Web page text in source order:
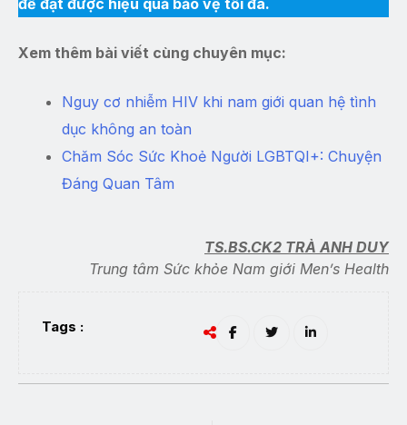
để đạt được hiệu quả bảo vệ tối đa.
Xem thêm bài viết cùng chuyên mục:
Nguy cơ nhiễm HIV khi nam giới quan hệ tình
dục không an toàn
Chăm Sóc Sức Khoẻ Người LGBTQI+: Chuyện
Đáng Quan Tâm
TS.BS.CK2 TRÀ ANH DUY
Trung tâm Sức khỏe Nam giới Men’s Health
Tags :